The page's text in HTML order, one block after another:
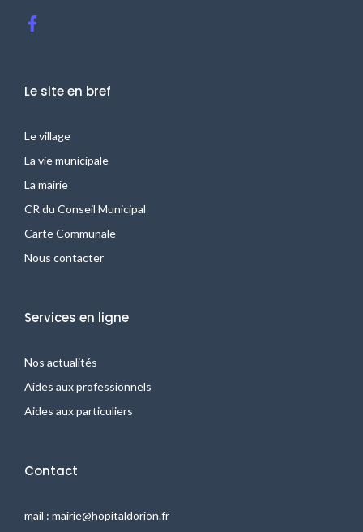
F
a
o
k
f
Le site en bref
Le village
La vie municipale
La mairie
CR du Conseil Municipal
Carte Communale
Nous contacter
Services en ligne
Nos actualités
Aides aux professionnels
Aides aux particuliers
Contact
mail : mairie@hopitaldorion.fr